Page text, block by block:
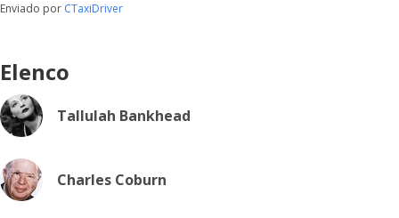
Enviado por CTaxiDriver
Elenco
Tallulah Bankhead
Charles Coburn